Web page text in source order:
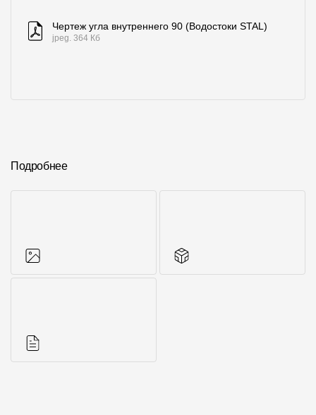
Чертеж угла внутреннего 90 (Водостоки STAL)
jpeg. 364 Кб
Подробнее